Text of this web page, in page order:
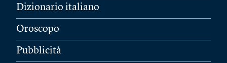
Dizionario italiano
Oroscopo
Pubblicità